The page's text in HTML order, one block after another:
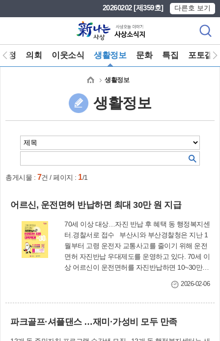
20260202 [제359호] 다른호 보기
구정 의회 이웃소식 생활정보 문화 특집 포토갤
생활정보
생활정보
총게시물 : 7건 / 페이지 : 1/1
어르신, 운전면허 반납하면 최대 30만 원 지급
70세 이상 대상…자진 반납 후 혜택 동 행정복지센
터.경찰서로 접수 부산시와 부산경찰청은 지난 1
월부터 고령 운전자 교통사고를 줄이기 위해 운전
면허 자진반납 우대제도를 운영하고 있다. 70세 이
상 어르신이 운전면허를 자진반납하면 10~30만
는‘자동차 보험 가입 증명서’나‘자동차등록증’을 함
차는 주소지 관할 동 행정복지센터와 경찰서에서
2026-02-06
파크골프·셔플댄스 …재미·가성비 모두 만족